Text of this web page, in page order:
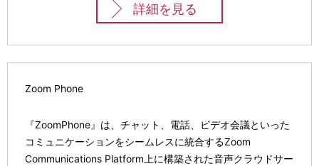
詳細を見る
Zoom Phone
『ZoomPhone』は、チャット、電話、ビデオ会議といった
コミュニケーションをシームレスに統合するZoom
Communications Platform上に構築された音声クラウドサー